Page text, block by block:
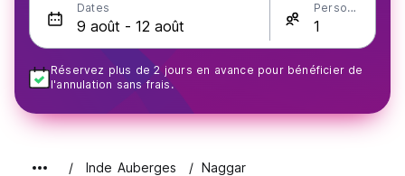
Dates Personnes
Réservez plus de 2 jours en avance pour bénéficier de
l'annulation sans frais.
Inde Auberges Naggar